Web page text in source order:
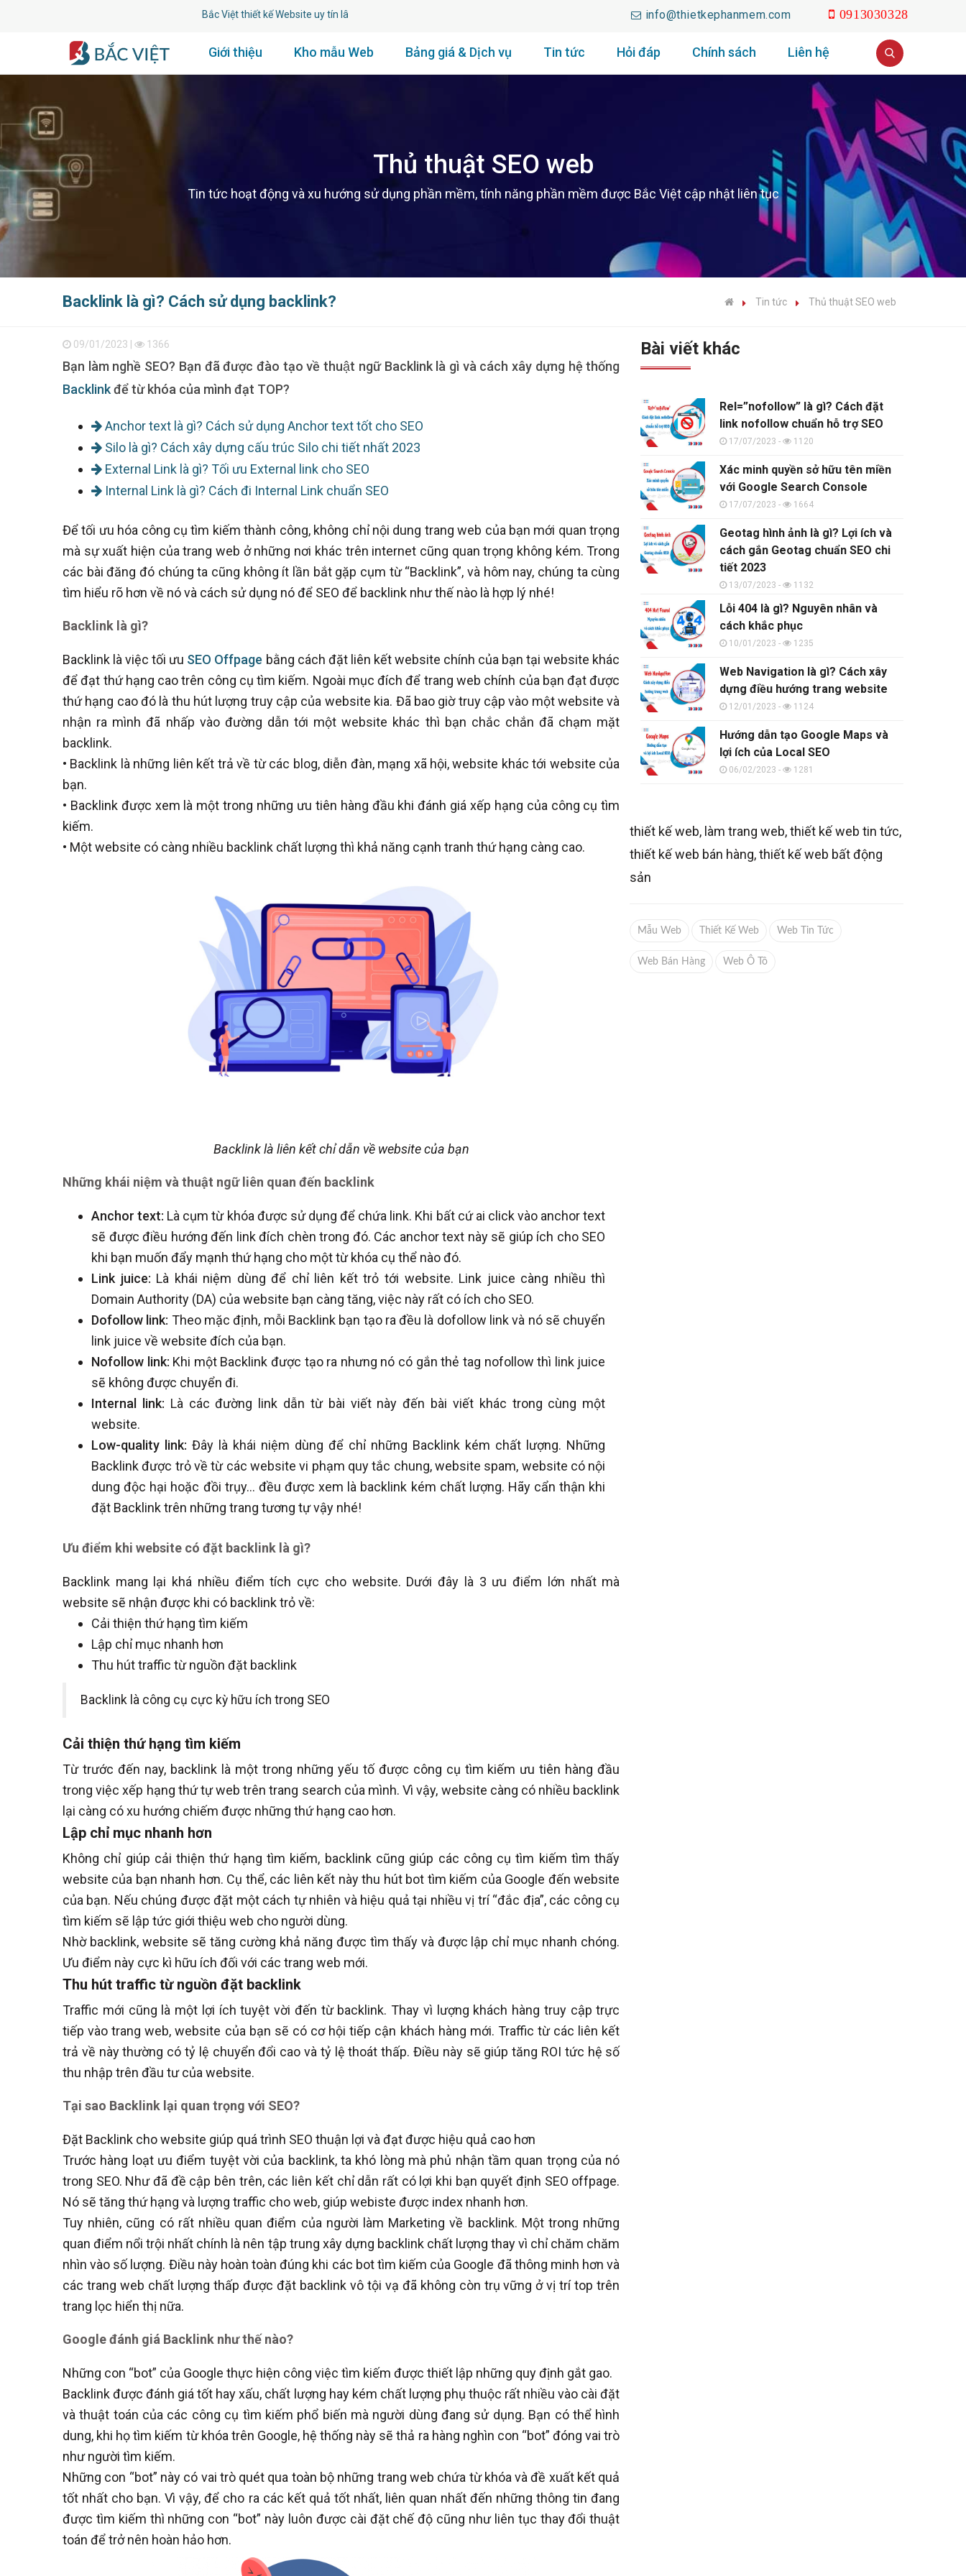
Bắc Việt thiết kế Website uy tín lâu năm. info@thietkephanmem.com 0913030328
Giới thiệu Kho mẫu Web Bảng giá & Dịch vụ Tin tức Hỏi đáp Chính sách Liên hệ
Thủ thuật SEO web
Tin tức hoạt động và xu hướng sử dụng phần mềm, tính năng phần mềm được Bắc Việt cập nhật liên tục
Backlink là gì? Cách sử dụng backlink? Tin tức Thủ thuật SEO web
09/01/2023 | 1366
Bạn làm nghề SEO? Bạn đã được đào tạo về thuật ngữ Backlink là gì và cách xây dựng hệ thống
Backlinkđể từ khóa của mình đạt TOP?
Anchor text là gì? Cách sử dụng Anchor text tốt cho SEO
Silo là gì? Cách xây dựng cấu trúc Silo chi tiết nhất 2023
External Link là gì? Tối ưu External link cho SEO
Internal Link là gì? Cách đi Internal Link chuẩn SEO
Để tối ưu hóa công cụ tìm kiếm thành công, không chỉ nội dung trang web của bạn mới quan trọng
mà sự xuất hiện của trang web ở những nơi khác trên internet cũng quan trọng không kém. Trong
các bài đăng đó chúng ta cũng không ít lần bắt gặp cụm từ “Backlink”, và hôm nay, chúng ta cùng
tìm hiểu rõ hơn về nó và cách sử dụng nó để SEO để backlink như thế nào là hợp lý nhé!
Backlink là gì?
Backlink là việc tối ưu SEO Offpage bằng cách đặt liên kết website chính của bạn tại website khác
để đạt thứ hạng cao trên công cụ tìm kiếm. Ngoài mục đích để trang web chính của bạn đạt được
thứ hạng cao đó là thu hút lượng truy cập của website kia. Đã bao giờ truy cập vào một website và
nhận ra mình đã nhấp vào đường dẫn tới một website khác thì bạn chắc chắn đã chạm mặt
backlink.
• Backlink là những liên kết trả về từ các blog, diễn đàn, mạng xã hội, website khác tới website của
bạn.
• Backlink được xem là một trong những ưu tiên hàng đầu khi đánh giá xếp hạng của công cụ tìm
kiếm.
• Một website có càng nhiều backlink chất lượng thì khả năng cạnh tranh thứ hạng càng cao.
Backlink là liên kết chỉ dẫn về website của bạn
Những khái niệm và thuật ngữ liên quan đến backlink
Anchor text: Là cụm từ khóa được sử dụng để chứa link. Khi bất cứ ai click vào anchor text
sẽ được điều hướng đến link đích chèn trong đó. Các anchor text này sẽ giúp ích cho SEO
khi bạn muốn đẩy mạnh thứ hạng cho một từ khóa cụ thể nào đó.
Link juice: Là khái niệm dùng để chỉ liên kết trỏ tới website. Link juice càng nhiều thì
Domain Authority (DA) của website bạn càng tăng, việc này rất có ích cho SEO.
Dofollow link: Theo mặc định, mỗi Backlink bạn tạo ra đều là dofollow link và nó sẽ chuyển
link juice về website đích của bạn.
Nofollow link: Khi một Backlink được tạo ra nhưng nó có gắn thẻ tag nofollow thì link juice
sẽ không được chuyển đi.
Internal link: Là các đường link dẫn từ bài viết này đến bài viết khác trong cùng một
website.
Low-quality link:Đây là khái niệm dùng để chỉ những Backlink kém chất lượng. Những
Backlink được trỏ về từ các website vi phạm quy tắc chung, website spam, website có nội
dung độc hại hoặc đồi trụy… đều được xem là backlink kém chất lượng. Hãy cẩn thận khi
đặt Backlink trên những trang tương tự vậy nhé!
Ưu điểm khi website có đặt backlink là gì?
Backlink mang lại khá nhiều điểm tích cực cho website. Dưới đây là 3 ưu điểm lớn nhất mà
website sẽ nhận được khi có backlink trỏ về:
Cải thiện thứ hạng tìm kiếm
Lập chỉ mục nhanh hơn
Thu hút traffic từ nguồn đặt backlink
Backlink là công cụ cực kỳ hữu ích trong SEO
Cải thiện thứ hạng tìm kiếm
Từ trước đến nay, backlink là một trong những yếu tố được công cụ tìm kiếm ưu tiên hàng đầu
trong việc xếp hạng thứ tự web trên trang search của mình. Vì vậy, website càng có nhiều backlink
lại càng có xu hướng chiếm được những thứ hạng cao hơn.
Lập chỉ mục nhanh hơn
Không chỉ giúp cải thiện thứ hạng tìm kiếm, backlink cũng giúp các công cụ tìm kiếm tìm thấy
website của bạn nhanh hơn. Cụ thể, các liên kết này thu hút bot tìm kiếm của Google đến website
của bạn. Nếu chúng được đặt một cách tự nhiên và hiệu quả tại nhiều vị trí “đắc địa”, các công cụ
tìm kiếm sẽ lập tức giới thiệu web cho người dùng.
Nhờ backlink, website sẽ tăng cường khả năng được tìm thấy và được lập chỉ mục nhanh chóng.
Ưu điểm này cực kì hữu ích đối với các trang web mới.
Thu hút traffic từ nguồn đặt backlink
Traffic mới cũng là một lợi ích tuyệt vời đến từ backlink. Thay vì lượng khách hàng truy cập trực
tiếp vào trang web, website của bạn sẽ có cơ hội tiếp cận khách hàng mới. Traffic từ các liên kết
trả về này thường có tỷ lệ chuyển đổi cao và tỷ lệ thoát thấp. Điều này sẽ giúp tăng ROI tức hệ số
thu nhập trên đầu tư của website.
Tại sao Backlink lại quan trọng với SEO?
Đặt Backlink cho website giúp quá trình SEO thuận lợi và đạt được hiệu quả cao hơn
Trước hàng loạt ưu điểm tuyệt vời của backlink, ta khó lòng mà phủ nhận tầm quan trọng của nó
trong SEO. Như đã đề cập bên trên, các liên kết chỉ dẫn rất có lợi khi bạn quyết định SEO offpage.
Nó sẽ tăng thứ hạng và lượng traffic cho web, giúp webiste được index nhanh hơn.
Tuy nhiên, cũng có rất nhiều quan điểm của người làm Marketing về backlink. Một trong những
quan điểm nổi trội nhất chính là nên tập trung xây dựng backlink chất lượng thay vì chỉ chăm chăm
nhìn vào số lượng. Điều này hoàn toàn đúng khi các bot tìm kiếm của Google đã thông minh hơn và
các trang web chất lượng thấp được đặt backlink vô tội vạ đã không còn trụ vững ở vị trí top trên
trang lọc hiển thị nữa.
Google đánh giá Backlink như thế nào?
Những con “bot” của Google thực hiện công việc tìm kiếm được thiết lập những quy định gắt gao.
Backlink được đánh giá tốt hay xấu, chất lượng hay kém chất lượng phụ thuộc rất nhiều vào cài đặt
và thuật toán của các công cụ tìm kiếm phổ biến mà người dùng đang sử dụng. Bạn có thể hình
dung, khi họ tìm kiếm từ khóa trên Google, hệ thống này sẽ thả ra hàng nghìn con “bot” đóng vai trò
như người tìm kiếm.
Những con “bot” này có vai trò quét qua toàn bộ những trang web chứa từ khóa và đề xuất kết quả
tốt nhất cho bạn. Vì vậy, để cho ra các kết quả tốt nhất, liên quan nhất đến những thông tin đang
được tìm kiếm thì những con “bot” này luôn được cài đặt chế độ cũng như liên tục thay đổi thuật
toán để trở nên hoàn hảo hơn.
Bài viết khác
Rel=”nofollow” là gì? Cách đặt
link nofollow chuẩn hỗ trợ SEO
17/07/2023 - 1120
Xác minh quyền sở hữu tên miền
với Google Search Console
17/07/2023 - 1664
Geotag hình ảnh là gì? Lợi ích và
cách gắn Geotag chuẩn SEO chi
tiết 2023
13/07/2023 - 1132
Lỗi 404 là gì? Nguyên nhân và
cách khắc phục
10/01/2023 - 1235
Web Navigation là gì? Cách xây
dựng điều hướng trang website
12/01/2023 - 1124
Hướng dẫn tạo Google Maps và
lợi ích của Local SEO
06/02/2023 - 1281
thiết kế web, làm trang web, thiết kế web tin tức,
thiết kế web bán hàng, thiết kế web bất động
sản
Mẫu Web Thiết Kế Web Web Tin Tức
Web Bán Hàng Web Ô Tô